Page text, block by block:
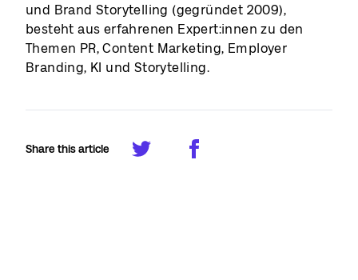
und Brand Storytelling (gegründet 2009),
besteht aus erfahrenen Expert:innen zu den
Themen PR, Content Marketing, Employer
Branding, KI und Storytelling.
Share this article